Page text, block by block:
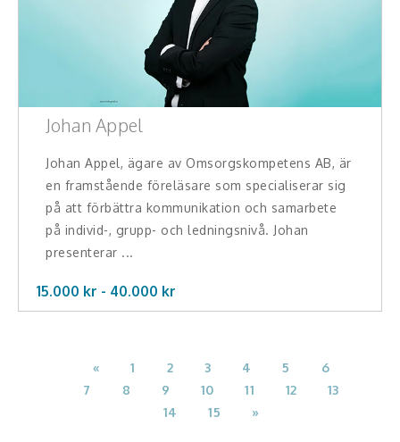
Johan Appel
Johan Appel, ägare av Omsorgskompetens AB, är
en framstående föreläsare som specialiserar sig
på att förbättra kommunikation och samarbete
på individ-, grupp- och ledningsnivå. Johan
presenterar ...
15.000 kr - 40.000 kr
« 1 2 3 4 5
6
7
8 9 10 11 12
13
14
15 »